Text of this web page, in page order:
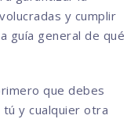
y cumplir
guía general de qué
que debes
y cualquier otra